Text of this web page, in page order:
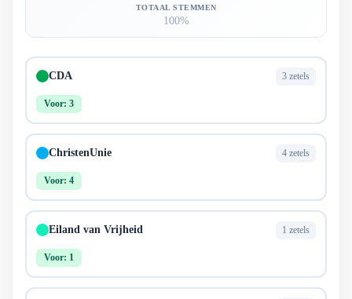
TOTAAL STEMMEN
100%
CDA 3 zetels
Voor: 3
ChristenUnie 4 zetels
Voor: 4
Eiland van Vrijheid 1 zetels
Voor: 1